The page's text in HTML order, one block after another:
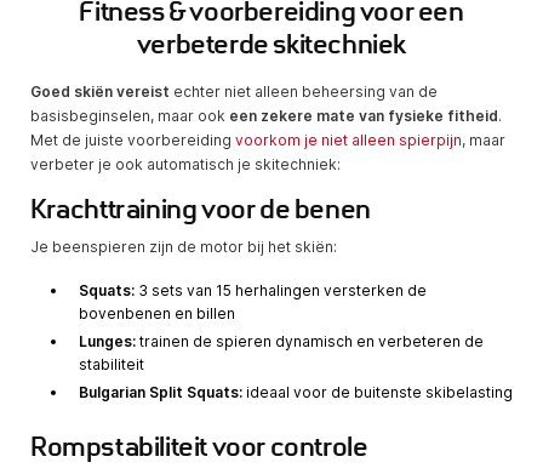
Fitness & voorbereiding voor een
verbeterde skitechniek
Goed skiën vereist echter niet alleen beheersing van de
basisbeginselen, maar ook een zekere mate van fysieke fitheid.
Met de juiste voorbereiding voorkom je niet alleen spierpijn, maar
verbeter je ook automatisch je skitechniek:
Krachttraining voor de benen
Je beenspieren zijn de motor bij het skiën:
Squats: 3 sets van 15 herhalingen versterken de
bovenbenen en billen
Lunges: trainen de spieren dynamisch en verbeteren de
stabiliteit
Bulgarian Split Squats: ideaal voor de buitenste skibelasting
Rompstabiliteit voor controle